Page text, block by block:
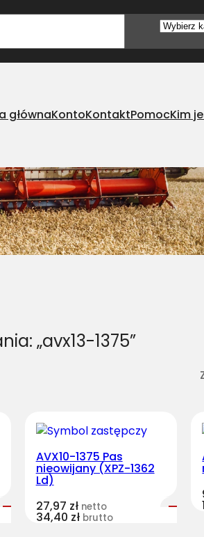
Wybierz
głównaKontoKontaktPomocKim
„avx13-1375”
AVX10-1375 Pas
nieowijany (XPZ-1362
Ld)
27,97 zł netto
34,40 zł brutto